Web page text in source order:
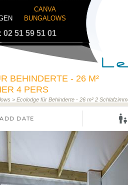
CANVA
BUNGALOWS
02 51 59 51 01
BEHINDERTE - 26 M²
4 PERS
> Ecolodge für Behinderte - 26 m² 2